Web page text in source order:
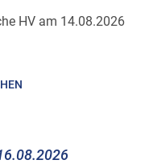
HV am 14.08.2026